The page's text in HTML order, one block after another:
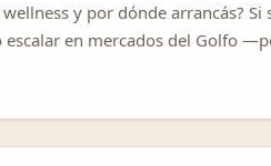
y por dónde arrancás? Si
en mercados del Golfo
no alcanza con “follower count”:
relación que el creador tiene